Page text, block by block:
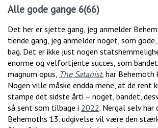
Alle gode gange 6(66)
Det her er sjette gang, jeg anmelder
tiende gang, jeg anmelder noget, som
bag. Det er ikke just nogen
enorme og velfortjente succes, som
magnum opus, The Satanist, har Behemoth
Nogen ville måske endda mene, at de rent
stampe det sidste årti – noget, bandet,
så sent som tilbage i 2022. Nergal selv
Behemoths 13. udgivelse vil være den